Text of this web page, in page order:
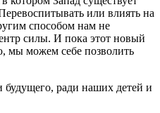
или влиять на
способом нам не
силы. И пока этот новый
мы можем себе позволить
ради наших детей и